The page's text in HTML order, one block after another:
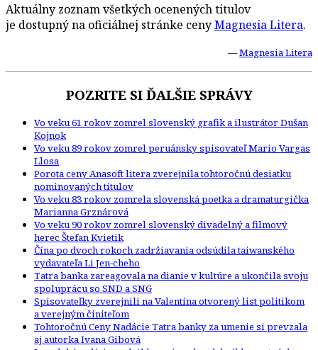
Aktuálny zoznam všetkých ocenených titulov
je dostupný na oficiálnej stránke cenyMagnesia Litera.
—Magnesia Litera
POZRITE SI ĎALŠIE SPRÁVY
Vo veku 61 rokov zomrel slovenský grafik a ilustrátor Dušan
Kojnok
Vo veku 89 rokov zomrel peruánsky spisovateľ Mario Vargas
Llosa
Porota ceny Anasoft litera zverejnila tohtoročnú desiatku
nominovaných titulov
Vo veku 83 rokov zomrela slovenská poetka a dramaturgička
Marianna Grznárová
Vo veku 90 rokov zomrel slovenský divadelný a filmový
herec Štefan Kvietik
Čína po dvoch rokoch zadržiavania odsúdila taiwanského
vydavateľa Li Jen-cheho
Tatra banka zareagovala na dianie v kultúre a ukončila svoju
spoluprácu so SND a SNG
Spisovateľky zverejnili na Valentína otvorený list politikom
a verejným činiteľom
Tohtoročnú Ceny Nadácie Tatra banky za umenie si prevzala
aj autorka Ivana Gibová